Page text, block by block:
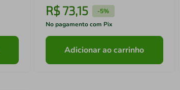
R$ 73,15 -5%
No pagamento com Pix
Adicionar ao carrinho